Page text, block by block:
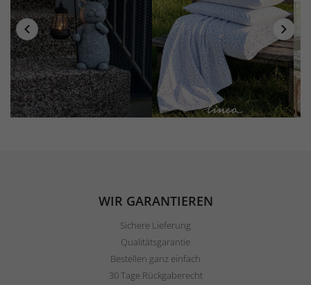
WIR GARANTIEREN
Sichere Lieferung
Qualitätsgarantie
Bestellen ganz einfach
30 Tage Rückgaberecht